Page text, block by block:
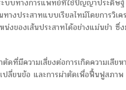
ะบบทางการแพทย์ที่ใช้ปัญญาประดิษ
ทางประสาทแบบเรียลไทม์โดยการ
ของเส้นประสาทได้อย่างแม่นยำ ซึ่
ดที่มีความเสี่ยงต่อการเกิดความเสีย
ปลี่ยนข้อ และการผ่าตัดเพื่อฟื้นฟูสภาพ